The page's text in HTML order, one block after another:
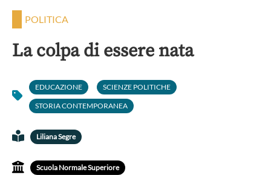
POLITICA
POLITICA
La colpa di essere nata
EDUCAZIONE SCIENZE POLITICHE
STORIA CONTEMPORANEA
Liliana Segre
Scuola Normale Superiore